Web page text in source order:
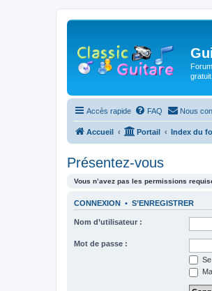
Accès rapide FAQ Nous
Accueil Portail Index du
Présentez-vous
Vous n’avez pas les permissions
CONNEXION • S’ENREGISTRER
Nom d’utilisateur :
Mot de passe :